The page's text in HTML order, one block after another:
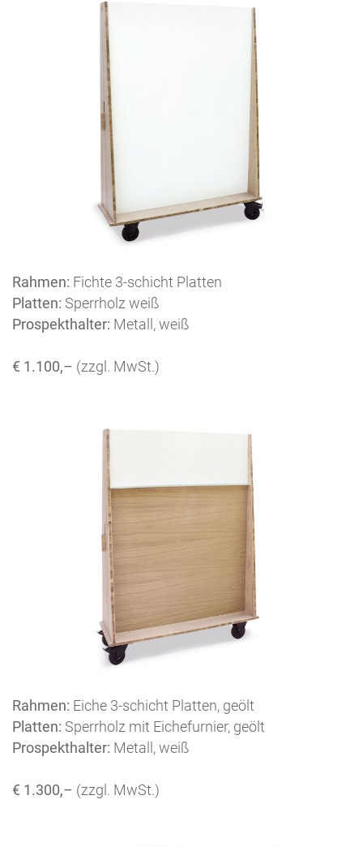
Rahmen: Fichte 3-schicht Platten
Platten: Sperrholz weiß
Prospekthalter: Metall, weiß
€ 1.100,– (zzgl. MwSt.)
Rahmen: Eiche 3-schicht Platten, geölt
Platten: Sperrholz mit Eichefurnier, geölt
Prospekthalter: Metall, weiß
€ 1.300,– (zzgl. MwSt.)